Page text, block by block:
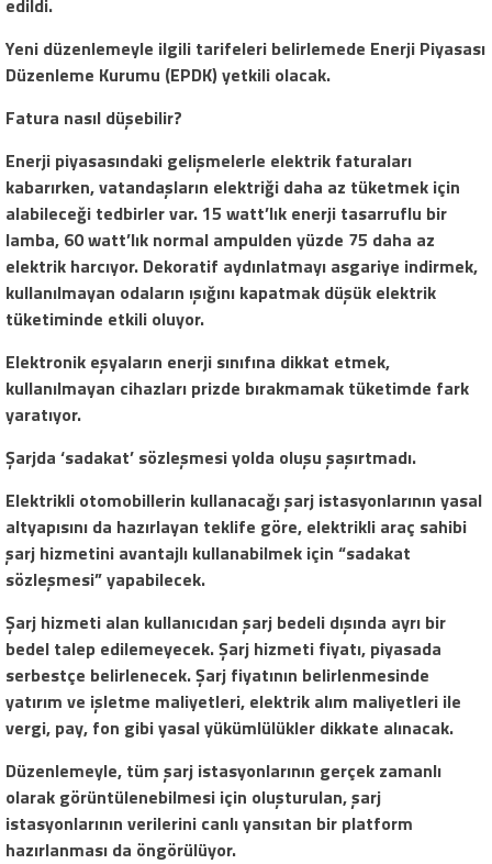
edildi.
Yeni düzenlemeyle ilgili tarifeleri belirlemede Enerji Piyasası
Düzenleme Kurumu (EPDK) yetkili olacak.
Fatura nasıl düşebilir?
Enerji piyasasındaki gelişmelerle elektrik faturaları
kabarırken, vatandaşların elektriği daha az tüketmek için
alabileceği tedbirler var. 15 watt’lık enerji tasarruflu bir
lamba, 60 watt’lık normal ampulden yüzde 75 daha az
elektrik harcıyor. Dekoratif aydınlatmayı asgariye indirmek,
kullanılmayan odaların ışığını kapatmak düşük elektrik
tüketiminde etkili oluyor.
Elektronik eşyaların enerji sınıfına dikkat etmek,
kullanılmayan cihazları prizde bırakmamak tüketimde fark
yaratıyor.
Şarjda ‘sadakat’ sözleşmesi yolda oluşu şaşırtmadı.
Elektrikli otomobillerin kullanacağı şarj istasyonlarının yasal
altyapısını da hazırlayan teklife göre, elektrikli araç sahibi
şarj hizmetini avantajlı kullanabilmek için “sadakat
sözleşmesi” yapabilecek.
Şarj hizmeti alan kullanıcıdan şarj bedeli dışında ayrı bir
bedel talep edilemeyecek. Şarj hizmeti fiyatı, piyasada
serbestçe belirlenecek. Şarj fiyatının belirlenmesinde
yatırım ve işletme maliyetleri, elektrik alım maliyetleri ile
vergi, pay, fon gibi yasal yükümlülükler dikkate alınacak.
Düzenlemeyle, tüm şarj istasyonlarının gerçek zamanlı
olarak görüntülenebilmesi için oluşturulan, şarj
istasyonlarının verilerini canlı yansıtan bir platform
hazırlanması da öngörülüyor.